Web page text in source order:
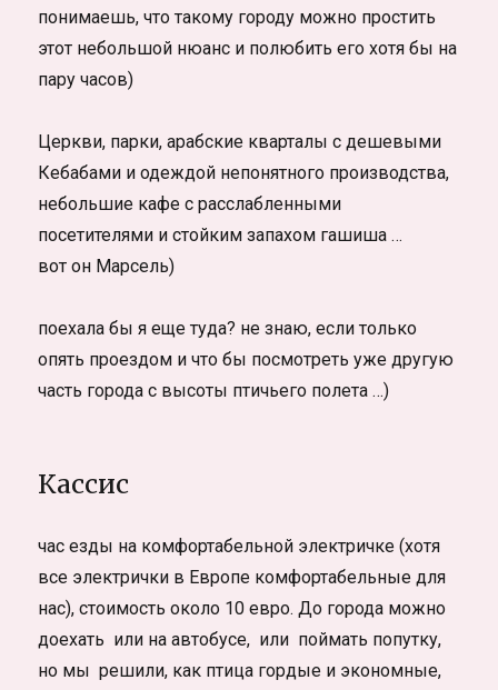
понимаешь, что такому городу можно простить
этот небольшой нюанс и полюбить его хотя бы на
пару часов)
Церкви, парки, арабские кварталы с дешевыми
Кебабами и одеждой непонятного производства,
небольшие кафе с расслабленными
посетителями и стойким запахом гашиша …
вот он Марсель)
поехала бы я еще туда? не знаю, если только
опять проездом и что бы посмотреть уже другую
часть города с высоты птичьего полета …)
Кассис
час езды на комфортабельной электричке (хотя
все электрички в Европе комфортабельные для
нас), стоимость около 10 евро. До города можно
доехать или на автобусе, или поймать попутку,
но мы решили, как птица гордые и экономные,